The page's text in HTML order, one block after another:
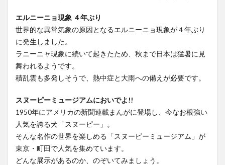
エルニーニョ現象 ４年ぶり
世界的な異常気象の原因となるエルニーニョ現象が４年ぶり
に発生しました。
ラニーニャ現象に続いて起きたため、秋まで日本は猛暑に見
舞われるようです。
積乱雲も多発しそうで、熱中症と大雨への備えが必要です。
スヌーピーミュージアムにおいでよ!!
1950年にアメリカの新聞連載まんがに登場し、今なお根強い
人気を誇る犬「スヌーピー」。
そんな名作の世界を楽しめる「スヌーピーミュージアム」が
東京・町田で人気を集めています。
どんな展示があるのか、のぞいてみましょう。